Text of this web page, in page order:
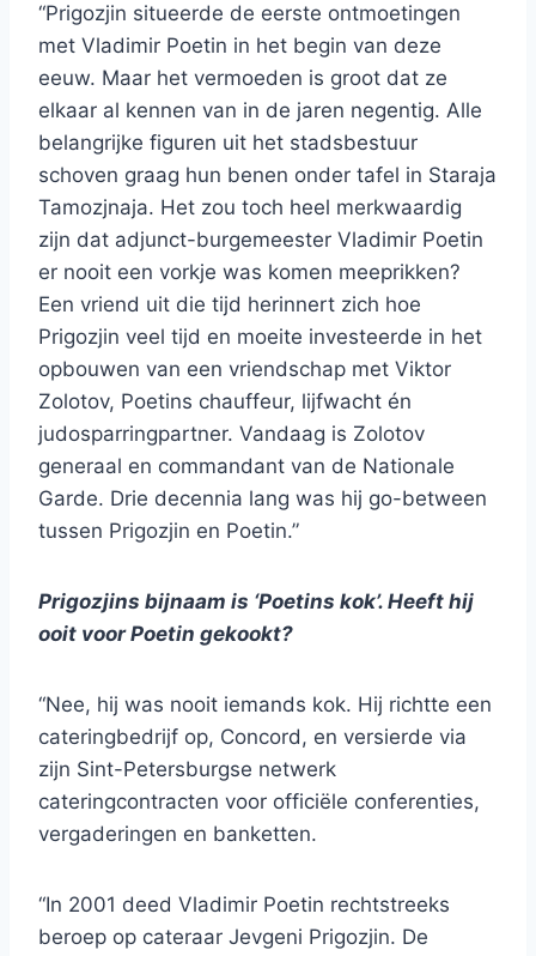
“Prigozjin situeerde de eerste ontmoetingen
met Vladimir Poetin in het begin van deze
eeuw. Maar het vermoeden is groot dat ze
elkaar al kennen van in de jaren negentig. Alle
belangrijke figuren uit het stadsbestuur
schoven graag hun benen onder tafel in Staraja
Tamozjnaja. Het zou toch heel merkwaardig
zijn dat adjunct-burgemeester Vladimir Poetin
er nooit een vorkje was komen meeprikken?
Een vriend uit die tijd herinnert zich hoe
Prigozjin veel tijd en moeite investeerde in het
opbouwen van een vriendschap met Viktor
Zolotov, Poetins chauffeur, lijfwacht én
judosparringpartner. Vandaag is Zolotov
generaal en commandant van de Nationale
Garde. Drie decennia lang was hij go-between
tussen Prigozjin en Poetin.”
Prigozjins bijnaam is ‘Poetins kok’. Heeft hij
ooit voor Poetin gekookt?
“Nee, hij was nooit iemands kok. Hij richtte een
cateringbedrijf op, Concord, en versierde via
zijn Sint-Petersburgse netwerk
cateringcontracten voor officiële conferenties,
vergaderingen en banketten.
“In 2001 deed Vladimir Poetin rechtstreeks
beroep op cateraar Jevgeni Prigozjin. De